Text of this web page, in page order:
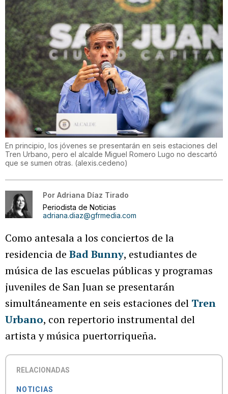
En principio, los jóvenes se presentarán en seis estaciones del
Tren Urbano, pero el alcalde Miguel Romero Lugo no descartó
que se sumen otras. (alexis.cedeno)
Por Adriana Díaz Tirado
Periodista de Noticias
adriana.diaz@gfrmedia.com
Como antesala a los conciertos de la
residencia de Bad Bunny, estudiantes de
música de las escuelas públicas y programas
juveniles de San Juan se presentarán
simultáneamente en seis estaciones del Tren
Urbano, con repertorio instrumental del
artista y música puertorriqueña.
RELACIONADAS
NOTICIAS